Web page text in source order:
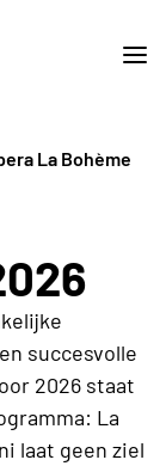
La Bohème
succesvolle
2026 staat
La
laat geen ziel